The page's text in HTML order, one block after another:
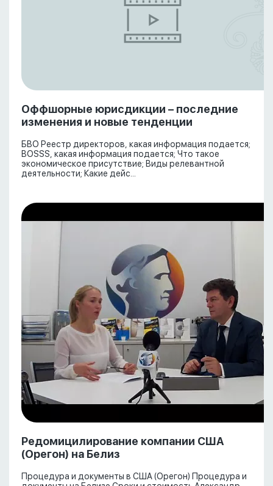
Оффшорные юрисдикции – последние
изменения и новые тенденции
БВО Реестр директоров, какая информация подается;
BOSSS, какая информация подается; Что такое
экономическое присутствие; Виды релевантной
деятельности; Какие дейс...
Редомицилирование компании США
(Орегон) на Белиз
Процедура и документы в США (Орегон) Процедура и